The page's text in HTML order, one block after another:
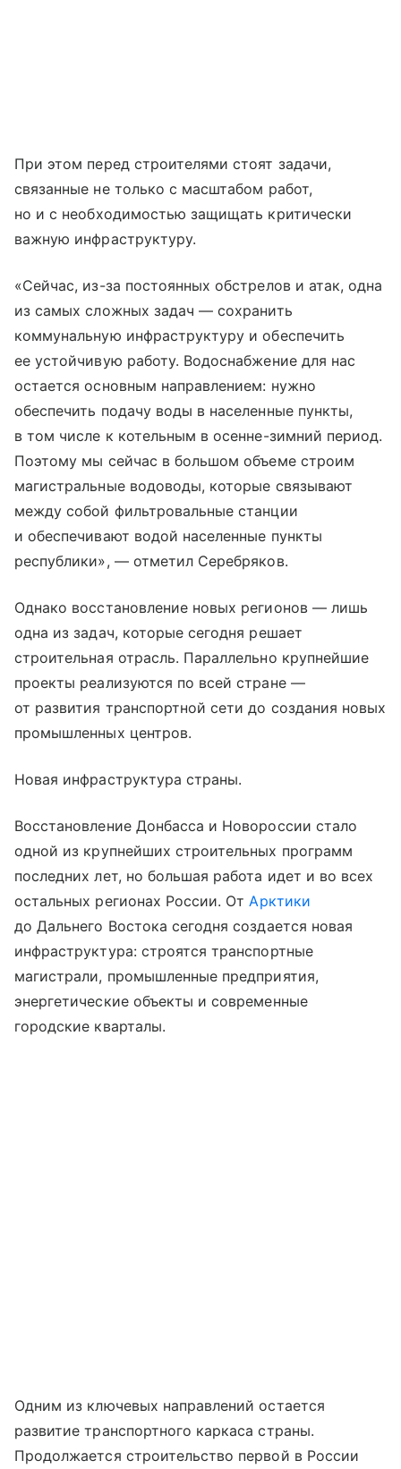
При этом перед строителями стоят задачи,
связанные не только с масштабом работ,
но и с необходимостью защищать критически
важную инфраструктуру.
«Сейчас, из-за постоянных обстрелов и атак, одна
из самых сложных задач — сохранить
коммунальную инфраструктуру и обеспечить
ее устойчивую работу. Водоснабжение для нас
остается основным направлением: нужно
обеспечить подачу воды в населенные пункты,
в том числе к котельным в осенне-зимний период.
Поэтому мы сейчас в большом объеме строим
магистральные водоводы, которые связывают
между собой фильтровальные станции
и обеспечивают водой населенные пункты
республики», — отметил Серебряков.
Однако восстановление новых регионов — лишь
одна из задач, которые сегодня решает
строительная отрасль. Параллельно крупнейшие
проекты реализуются по всей стране —
от развития транспортной сети до создания новых
промышленных центров.
Новая инфраструктура страны.
Восстановление Донбасса и Новороссии стало
одной из крупнейших строительных программ
последних лет, но большая работа идет и во всех
остальных регионах России. ОтАрктики
до Дальнего Востока сегодня создается новая
инфраструктура: строятся транспортные
магистрали, промышленные предприятия,
энергетические объекты и современные
городские кварталы.
Одним из ключевых направлений остается
развитие транспортного каркаса страны.
Продолжается строительство первой в России